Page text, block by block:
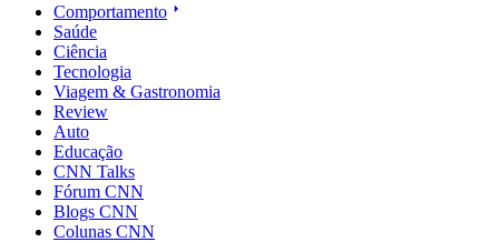
Comportamento
Saúde
Ciência
Tecnologia
Viagem & Gastronomia
Review
Auto
Educação
CNN Talks
Fórum CNN
Blogs CNN
Colunas CNN